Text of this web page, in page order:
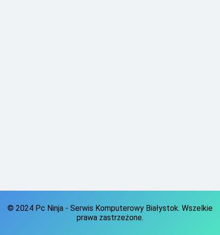
© 2024 Pc Ninja - Serwis Komputerowy Białystok. Wszelkie
prawa zastrzeżone.